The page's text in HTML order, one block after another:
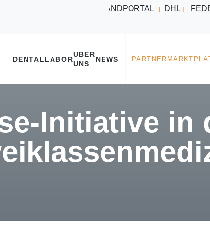
VERSANDPORTAL DHL
Initiative in